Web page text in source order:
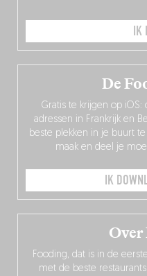
IK
Over
Fooding, dat is in de
met de beste
De
Gratis te krijgen op
adressen in Frankrijk en
beste plekken in je buurt te
maak en deel je
IK